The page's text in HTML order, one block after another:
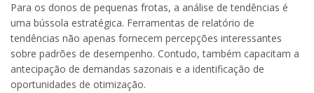
Para os donos de pequenas frotas, a análise de tendências é
uma bússola estratégica. Ferramentas de relatório de
tendências não apenas fornecem percepções interessantes
sobre padrões de desempenho. Contudo, também capacitam a
antecipação de demandas sazonais e a identificação de
oportunidades de otimização.